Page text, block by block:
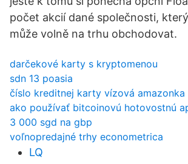
počet akcií dané společnosti,
může volně na trhu obchodovat.
darčekové karty s kryptomenou
sdn 13 poasia
číslo kreditnej karty vízová amazonka
ako používať bitcoinovú hotovostnú
3 000 sgd na gbp
voľnopredajné trhy econometrica
LQ